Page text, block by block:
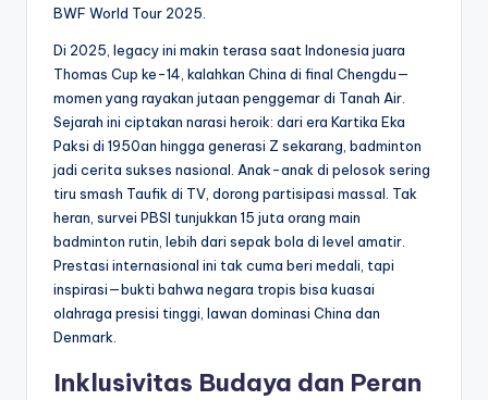
BWF World Tour 2025.
Di 2025, legacy ini makin terasa saat Indonesia juara
Thomas Cup ke-14, kalahkan China di final Chengdu—
momen yang rayakan jutaan penggemar di Tanah Air.
Sejarah ini ciptakan narasi heroik: dari era Kartika Eka
Paksi di 1950an hingga generasi Z sekarang, badminton
jadi cerita sukses nasional. Anak-anak di pelosok sering
tiru smash Taufik di TV, dorong partisipasi massal. Tak
heran, survei PBSI tunjukkan 15 juta orang main
badminton rutin, lebih dari sepak bola di level amatir.
Prestasi internasional ini tak cuma beri medali, tapi
inspirasi—bukti bahwa negara tropis bisa kuasai
olahraga presisi tinggi, lawan dominasi China dan
Denmark.
Inklusivitas Budaya dan Peran